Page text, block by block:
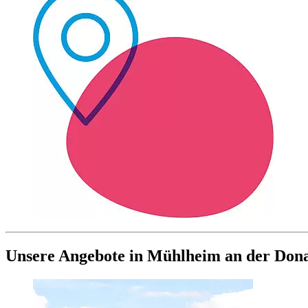
Unsere Angebote in Mühlheim an der